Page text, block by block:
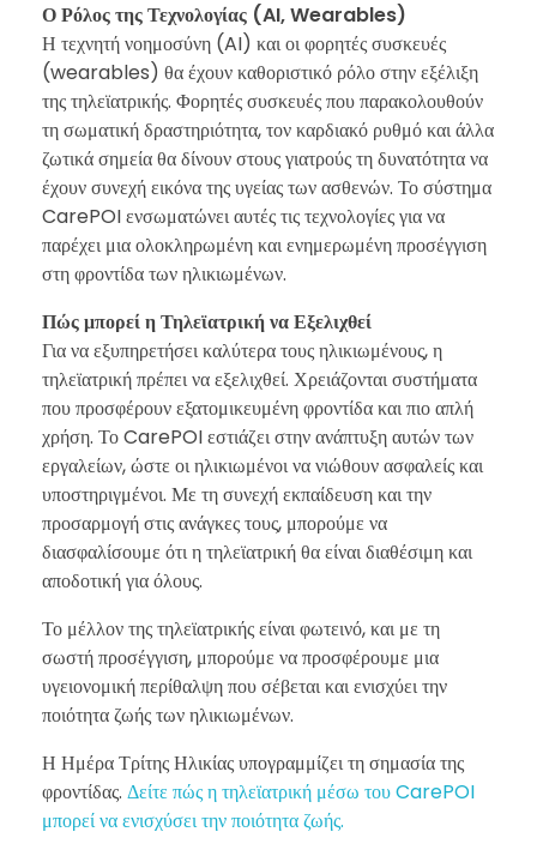
Ο Ρόλος της Τεχνολογίας (AI, Wearables)
Η τεχνητή νοημοσύνη (AI) και οι φορητές συσκευές
(wearables) θα έχουν καθοριστικό ρόλο στην εξέλιξη
της τηλεϊατρικής. Φορητές συσκευές που παρακολουθούν
τη σωματική δραστηριότητα, τον καρδιακό ρυθμό και άλλα
ζωτικά σημεία θα δίνουν στους γιατρούς τη δυνατότητα να
έχουν συνεχή εικόνα της υγείας των ασθενών. Το σύστημα
CarePOI ενσωματώνει αυτές τις τεχνολογίες για να
παρέχει μια ολοκληρωμένη και ενημερωμένη προσέγγιση
στη φροντίδα των ηλικιωμένων.
Πώς μπορεί η Τηλεϊατρική να Εξελιχθεί
Για να εξυπηρετήσει καλύτερα τους ηλικιωμένους, η
τηλεϊατρική πρέπει να εξελιχθεί. Χρειάζονται συστήματα
που προσφέρουν εξατομικευμένη φροντίδα και πιο απλή
χρήση. Το CarePOI εστιάζει στην ανάπτυξη αυτών των
εργαλείων, ώστε οι ηλικιωμένοι να νιώθουν ασφαλείς και
υποστηριγμένοι. Με τη συνεχή εκπαίδευση και την
προσαρμογή στις ανάγκες τους, μπορούμε να
διασφαλίσουμε ότι η τηλεϊατρική θα είναι διαθέσιμη και
αποδοτική για όλους.
Το μέλλον της τηλεϊατρικής είναι φωτεινό, και με τη
σωστή προσέγγιση, μπορούμε να προσφέρουμε μια
υγειονομική περίθαλψη που σέβεται και ενισχύει την
ποιότητα ζωής των ηλικιωμένων.
Η Ημέρα Τρίτης Ηλικίας υπογραμμίζει τη σημασία της
φροντίδας. Δείτε πώς η τηλεϊατρική μέσω του CarePOI
μπορεί να ενισχύσει την ποιότητα ζωής.